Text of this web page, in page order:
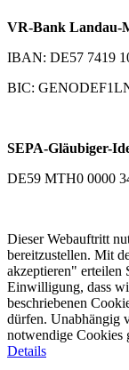
VR-Bank Landau-
IBAN: DE57 7419
BIC:
SEPA-Gläubiger-
DE59 MTH0 0000
Dieser Webauftritt
bereitzustellen. Mit
akzeptieren" erteilen
Einwilligung, dass
beschriebenen
dürfen. Unabhängig
notwendige Cookies
Details